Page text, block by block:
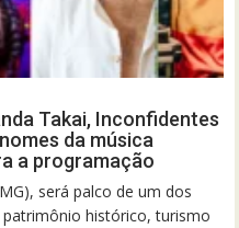
Takai, Inconfidentes
da música
a programação
será palco de um dos
histórico, turismo